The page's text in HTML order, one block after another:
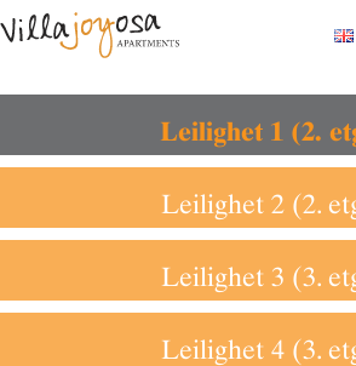
Leilighet 1 (2.
Leilighet 2 (2.
Leilighet 3 (3.
Leilighet 4 (3.